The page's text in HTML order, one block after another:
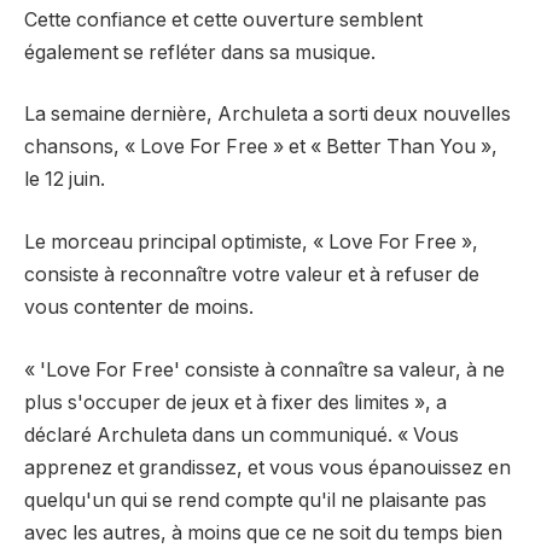
Cette confiance et cette ouverture semblent
également se refléter dans sa musique.
La semaine dernière, Archuleta a sorti deux nouvelles
chansons, « Love For Free » et « Better Than You »,
le 12 juin.
Le morceau principal optimiste, « Love For Free »,
consiste à reconnaître votre valeur et à refuser de
vous contenter de moins.
« 'Love For Free' consiste à connaître sa valeur, à ne
plus s'occuper de jeux et à fixer des limites », a
déclaré Archuleta dans un communiqué. « Vous
apprenez et grandissez, et vous vous épanouissez en
quelqu'un qui se rend compte qu'il ne plaisante pas
avec les autres, à moins que ce ne soit du temps bien